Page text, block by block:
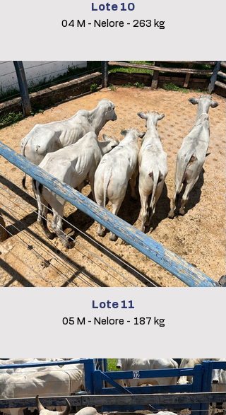
Lote 10
04 M - Nelore - 263 kg
Lote 11
05 M - Nelore - 187 kg